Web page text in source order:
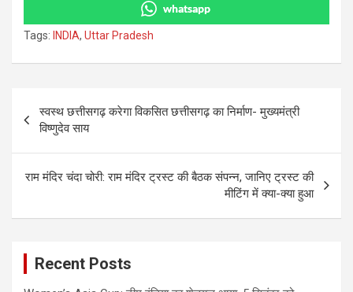
whatsapp
Tags: INDIA, Uttar Pradesh
navigation
स्वस्थ छत्तीसगढ़ करेगा विकसित छत्तीसगढ़ का निर्माण- मुख्यमंत्री
विष्णुदेव साय
राम मंदिर चंदा चोरी: राम मंदिर ट्रस्ट की बैठक संपन्न, जानिए ट्रस्ट की
मीटिंग में क्या-क्या हुआ
Recent Posts